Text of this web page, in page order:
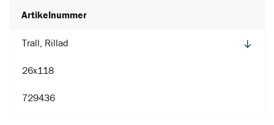
Artikelnummer
Trall, Rillad
26x118
729436